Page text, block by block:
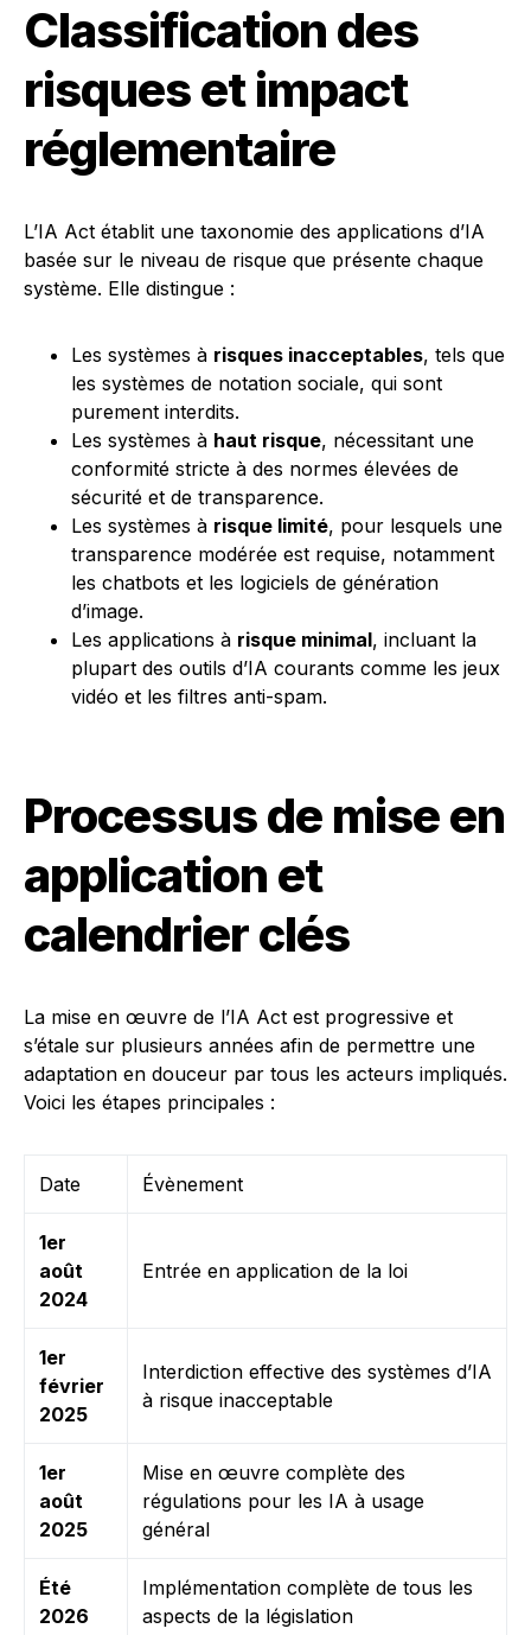
Classification des
risques et impact
réglementaire
L’IA Act établit une taxonomie des applications d’IA
basée sur le niveau de risque que présente chaque
système. Elle distingue :
Les systèmes à risques inacceptables, tels que
les systèmes de notation sociale, qui sont
purement interdits.
Les systèmes à haut risque, nécessitant une
conformité stricte à des normes élevées de
sécurité et de transparence.
Les systèmes à risque limité, pour lesquels une
transparence modérée est requise, notamment
les chatbots et les logiciels de génération
d’image.
Les applications à risque minimal, incluant la
plupart des outils d’IA courants comme les jeux
vidéo et les filtres anti-spam.
Processus de mise en
application et
calendrier clés
La mise en œuvre de l’IA Act est progressive et
s’étale sur plusieurs années afin de permettre une
adaptation en douceur par tous les acteurs impliqués.
Voici les étapes principales :
Date Évènement
1er
août
2024
Entrée en application de la loi
1er
février
2025
Interdiction effective des systèmes d’IA
à risque inacceptable
1er
août
2025
Mise en œuvre complète des
régulations pour les IA à usage
général
Été
2026
Implémentation complète de tous les
aspects de la législation